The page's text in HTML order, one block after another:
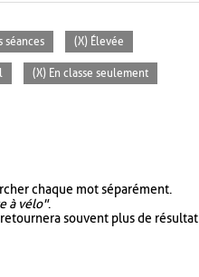
séances (X) Élevée
(X) En classe seulement
chaque mot séparément.
à vélo".
souvent plus de résultat